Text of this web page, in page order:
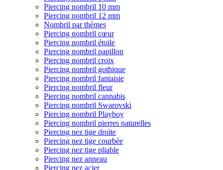
Piercing nombril 10 mm
Piercing nombril 12 mm
Nombril par thèmes
Piercing nombril cœur
Piercing nombril étoile
Piercing nombril papillon
Piercing nombril croix
Piercing nombril gothique
Piercing nombril fantaisie
Piercing nombril fleur
Piercing nombril cannabis
Piercing nombril Swarovski
Piercing nombril Playboy
Piercing nombril pierres naturelles
Piercing nez tige droite
Piercing nez tige courbée
Piercing nez tige pliable
Piercing nez anneau
Piercing nez acier